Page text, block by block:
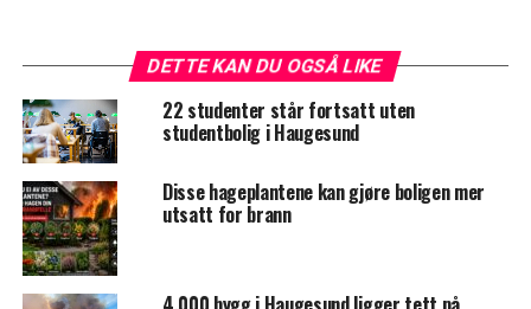
DETTE KAN DU OGSÅ LIKE
22 studenter står fortsatt uten
studentbolig i Haugesund
Disse hageplantene kan gjøre boligen mer
utsatt for brann